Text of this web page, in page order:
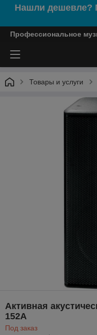
Нашли дешевле?
Профессиональное
Товары и услуги
Активная
152A
Под заказ